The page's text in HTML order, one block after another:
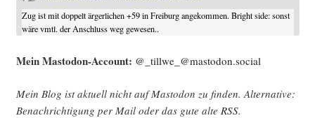
Zug ist mit doppelt ärgerlichen +59 in Freiburg angekommen. Bright side: sonst
wäre vmtl. der Anschluss weg gewesen..
Mein Mast­o­don-Account: @_tillwe_@mastodon.social
Mein Blog ist aktu­ell nicht auf Mast­o­don zu fin­den. Alter­na­ti­ve:
Benach­rich­ti­gung per Mail oder das gute alte RSS.